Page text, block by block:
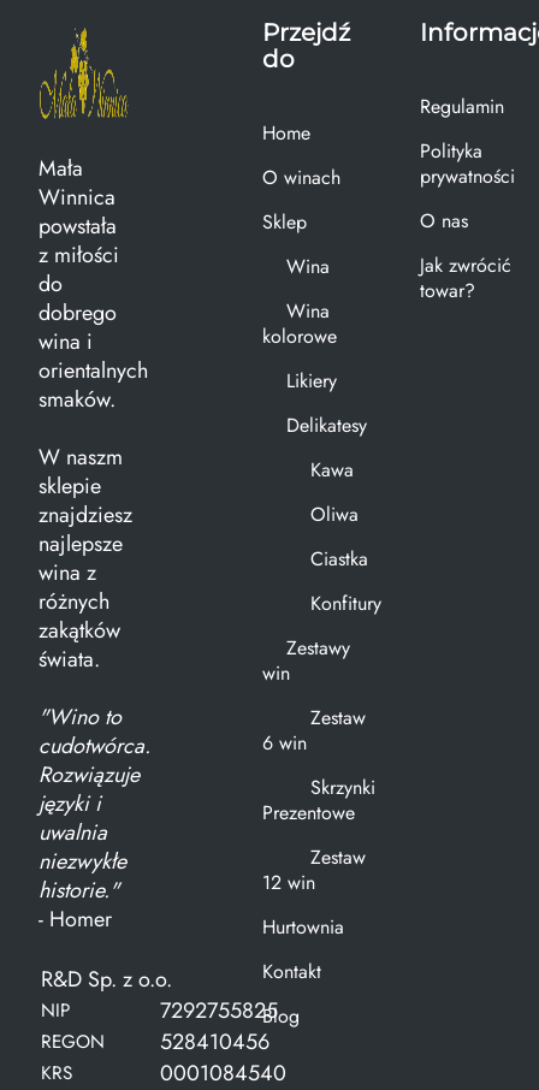
Mała
Winnica
powstała
z miłości
do
dobrego
wina i
orientalnych
smaków.
W naszm
sklepie
znajdziesz
najlepsze
wina z
różnych
zakątków
świata.
"Wino to
cudotwórca.
Rozwiązuje
języki i
uwalnia
niezwykłe
historie."
- Homer
R&D Sp. z o.o.
NIP 7292755825
REGON 528410456
KRS 0001084540
Przejdź
do
Home
O winach
Sklep
Wina
Wina
kolorowe
Likiery
Delikatesy
Kawa
Oliwa
Ciastka
Konfitury
Zestawy
win
Zestaw
6 win
Skrzynki
Prezentowe
Zestaw
12 win
Hurtownia
Kontakt
Blog
Regulamin
Polityka
prywatności
O nas
Jak zwrócić
towar?